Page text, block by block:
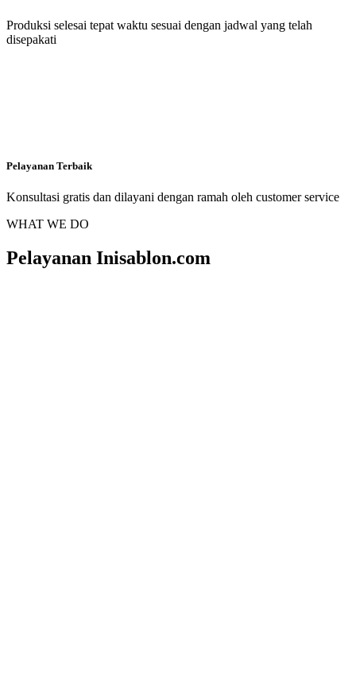
Produksi selesai tepat waktu sesuai dengan jadwal yang telah
disepakati
Pelayanan Terbaik
Konsultasi gratis dan dilayani dengan ramah oleh customer service
WHAT WE DO
Pelayanan Inisablon.com